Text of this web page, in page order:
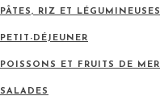
PÂTES, RIZ ET LÉGUMINEUSES
PETIT-DÉJEUNER
POISSONS ET FRUITS DE MER
SALADES